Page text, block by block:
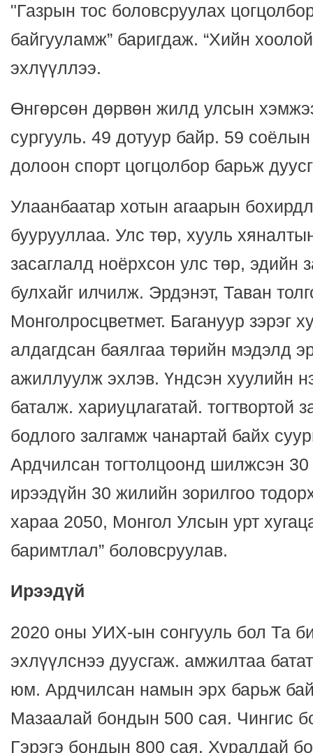
"Газрын тос боловсруулах
байгууламж” баригдаж. “Хийн
эхлүүллээ.
Өнгөрсөн дөрвөн жилд улсын
сургууль. 49 дотуур байр. 59
долоон спорт цогцолбор барьж
Улаанбаатар хотын агаарын
буурууллаа. Улс төр, хууль
засаглалд ноёрхсон улс төр, эдийн
булхайг илчилж. Эрдэнэт, Таван
Монголросцветмет. Багануур зэрэг
алдагдсан баялгаа төрийн мэдэлд
ажиллуулж эхлэв. Үндсэн хуулийн
баталж. хариуцлагатай. тогтвортой
бодлого залгамж чанартай байх
Ардчилсан тогтолцоонд шилжсэн
ирээдүйн 30 жилийн зорилгоо
хараа 2050, Монгол Улсын урт
баримтлал” боловсруулав.
Ирээдүй
2020 оны УИХ-ын сонгууль бол Та
эхлүүлснээ дуусгаж. амжилтаа
юм. Ардчилсан намын эрх барьж
Мазаалай бондын 500 сая. Чингис
Гэрэгэ бондын 800 сая. Хуралдай